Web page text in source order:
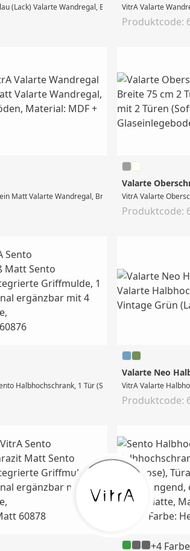
(Lack) Valarte Wandregal, Breite 54 cm, Höhe 114
VitrA Valarte
Produktcode:
Matt Valarte Wandregal, Breite 54 cm, Höhe 114
Valarte
VitrA Valarte
Produktcode:
Halbhochschrank, 1 Tür (Softclose),
Valarte Neo
VitrA Valarte
Produktcode:
+4 Farbe